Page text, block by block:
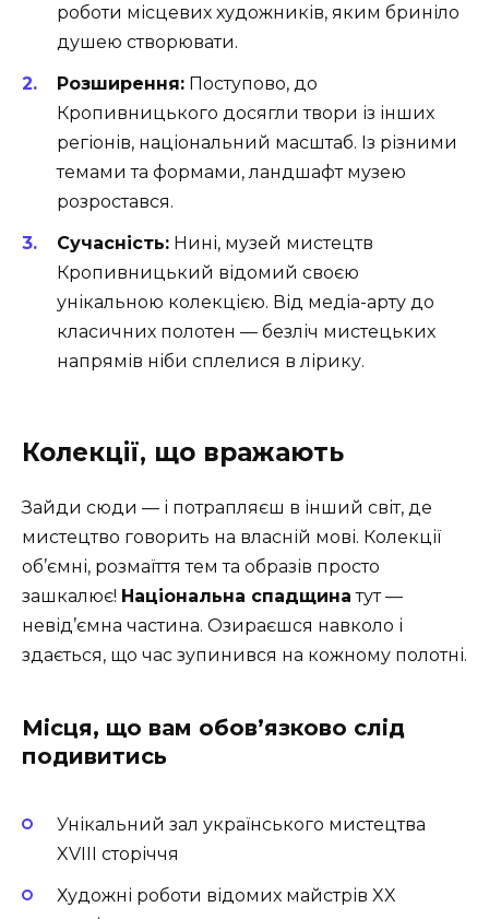
роботи місцевих художників, яким бриніло
душею створювати.
Розширення: Поступово, до
Кропивницького досягли твори із інших
регіонів, національний масштаб. Із різними
темами та формами, ландшафт музею
розростався.
Сучасність: Нині, музей мистецтв
Кропивницький відомий своєю
унікальною колекцією. Від медіа-арту до
класичних полотен — безліч мистецьких
напрямів ніби сплелися в лірику.
Колекції, що вражають
Зайди сюди — і потрапляєш в інший світ, де
мистецтво говорить на власній мові. Колекції
об’ємні, розмаїття тем та образів просто
зашкалює! Національна спадщина тут —
невід’ємна частина. Озираєшся навколо і
здається, що час зупинився на кожному полотні.
Місця, що вам обов’язково слід
подивитись
Унікальний зал українського мистецтва
XVIII сторіччя
Художні роботи відомих майстрів XX